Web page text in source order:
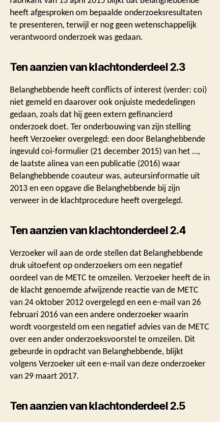
heeft afgesproken om bepaalde onderzoeksresultaten
te presenteren, terwijl er nog geen wetenschappelijk
verantwoord onderzoek was gedaan.
Ten aanzien van klachtonderdeel 2.3
Belanghebbende heeft conflicts of interest (verder: coi)
niet gemeld en daarover ook onjuiste mededelingen
gedaan, zoals dat hij geen extern gefinancierd
onderzoek doet. Ter onderbouwing van zijn stelling
heeft Verzoeker overgelegd: een door Belanghebbende
ingevuld coi-formulier (21 december 2015) van het …,
de laatste alinea van een publicatie (2016) waar
Belanghebbende coauteur was, auteursinformatie uit
2013 en een opgave die Belanghebbende bij zijn
verweer in de klachtprocedure heeft overgelegd.
Ten aanzien van klachtonderdeel 2.4
Verzoeker wil aan de orde stellen dat Belanghebbende
druk uitoefent op onderzoekers om een negatief
oordeel van de METC te omzeilen. Verzoeker heeft de in
de klacht genoemde afwijzende reactie van de METC
van 24 oktober 2012 overgelegd en een e-mail van 26
februari 2016 van een andere onderzoeker waarin
wordt voorgesteld om een negatief advies van de METC
over een ander onderzoeksvoorstel te omzeilen. Dit
gebeurde in opdracht van Belanghebbende, blijkt
volgens Verzoeker uit een e-mail van deze onderzoeker
van 29 maart 2017.
Ten aanzien van klachtonderdeel 2.5